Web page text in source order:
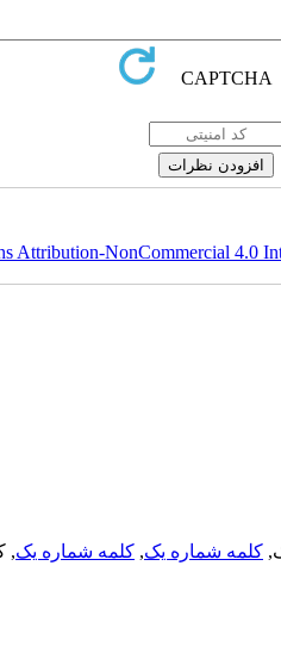
Attribution-NonCommercial 4.0
کلمه شماره یک, کلمه شماره یک,